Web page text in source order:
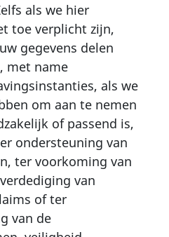
als we hier
toe verplicht zijn,
gegevens delen
met name
als we
om aan te nemen
of passend is,
ondersteuning van
ter voorkoming van
van
of ter
van de